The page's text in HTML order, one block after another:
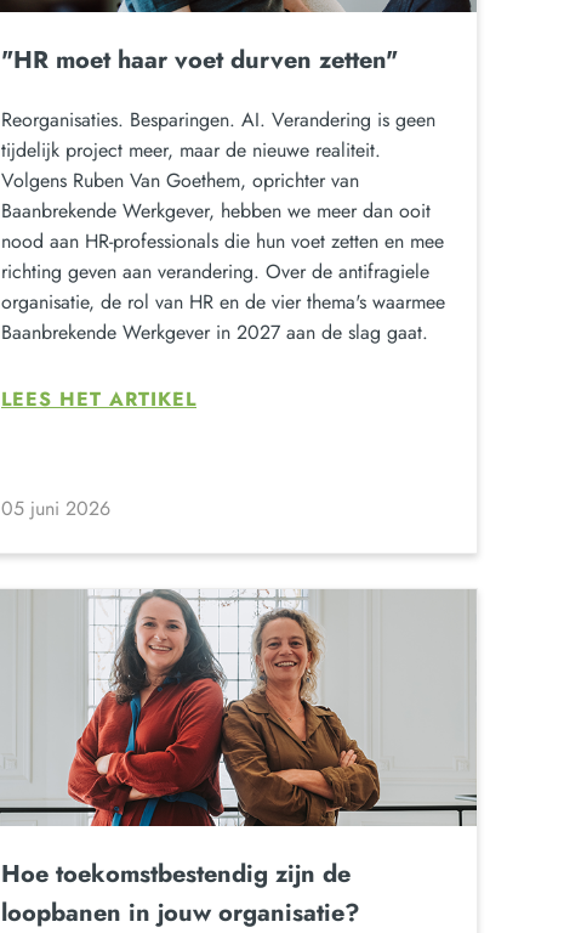
"HR moet haar voet durven zetten"
Reorganisaties. Besparingen. AI. Verandering is geen
tijdelijk project meer, maar de nieuwe realiteit.
Volgens Ruben Van Goethem, oprichter van
Baanbrekende Werkgever, hebben we meer dan ooit
nood aan HR-professionals die hun voet zetten en mee
richting geven aan verandering. Over de antifragiele
organisatie, de rol van HR en de vier thema's waarmee
Baanbrekende Werkgever in 2027 aan de slag gaat.
LEES HET ARTIKEL
05 juni 2026
Hoe toekomstbestendig zijn de
loopbanen in jouw organisatie?